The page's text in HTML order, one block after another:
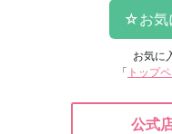
お気に
「 トップ
公式